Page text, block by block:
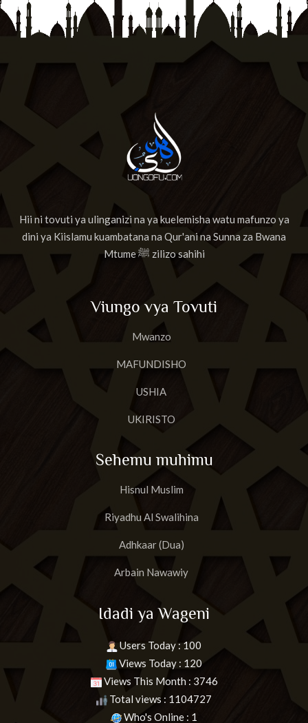
Hii ni tovuti ya ulinganizi na ya kuelemisha watu mafunzo ya
dini ya Kiislamu kuambatana na Qur'ani na Sunna za Bwana
Mtume ﷺ zilizo sahihi
Viungo vya Tovuti
Mwanzo
MAFUNDISHO
USHIA
UKIRISTO
Sehemu muhimu
Hisnul Muslim
Riyadhu Al Swalihina
Adhkaar (Dua)
Arbain Nawawiy
Idadi ya Wageni
Users Today : 100
Views Today : 120
Views This Month : 3746
Total views : 1104727
Who's Online : 1